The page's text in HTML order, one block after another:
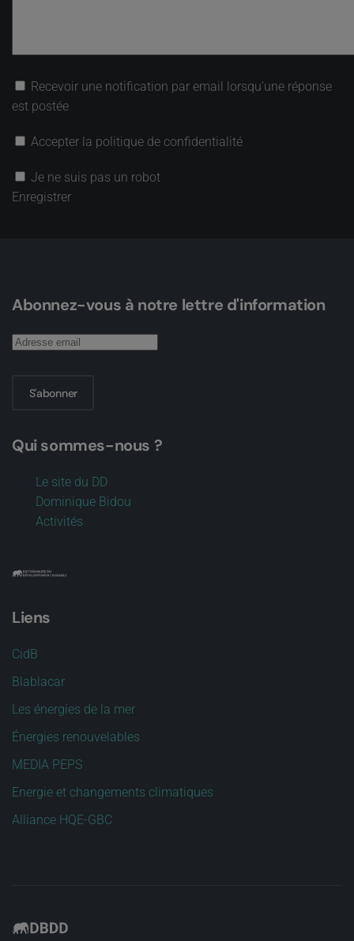
Recevoir une notification par email lorsqu’une réponse
est postée
Accepter la politique de confidentialité
Je ne suis pas un robot
Enregistrer
Abonnez-vous à notre lettre d'information
S'abonner
Qui sommes-nous ?
Le site du DD
Dominique Bidou
Activités
Liens
CidB
Blablacar
Les énergies de la mer
Énergies renouvelables
MEDIA PEPS
Energie et changements climatiques
Alliance HQE-GBC